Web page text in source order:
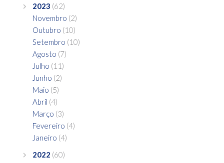
2023 (62)
Novembro (2)
Outubro (10)
Setembro (10)
Agosto (7)
Julho (11)
Junho (2)
Maio (5)
Abril (4)
Março (3)
Fevereiro (4)
Janeiro (4)
2022 (60)